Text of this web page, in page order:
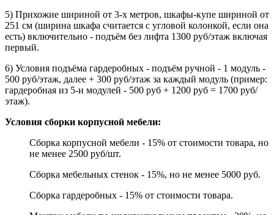
5) Прихожие шириной от 3-х метров, шкафы-купе шириной от
251 см (ширина шкафа считается с угловой колонкой, если она
есть) включительно - подъём без лифта 1300 руб/этаж включая
первый.
6) Условия подъёма гардеробных - подъём ручной - 1 модуль -
500 руб/этаж, далее + 300 руб/этаж за каждый модуль (пример:
гардеробная из 5-и модулей - 500 руб + 1200 руб = 1700 руб/
этаж).
Условия сборки корпусной мебели:
Сборка корпусной мебели - 15% от стоимости товара, но
не менее 2500 руб/шт.
Сборка мебельных стенок - 15%, но не менее 5000 руб.
Сборка гардеробных - 15% от стоимости товара.